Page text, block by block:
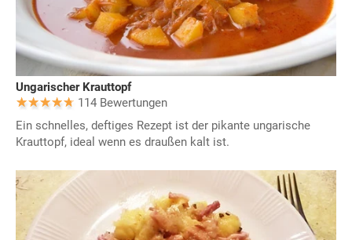
Ungarischer Krauttopf
114 Bewertungen
Ein schnelles, deftiges Rezept ist der pikante ungarische
Krauttopf, ideal wenn es draußen kalt ist.